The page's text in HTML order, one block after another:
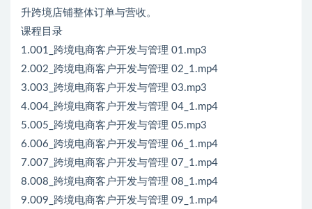
升跨境店铺整体订单与营收。
课程目录
1.001_跨境电商客户开发与管理 01.mp3
2.002_跨境电商客户开发与管理 02_1.mp4
3.003_跨境电商客户开发与管理 03.mp3
4.004_跨境电商客户开发与管理 04_1.mp4
5.005_跨境电商客户开发与管理 05.mp3
6.006_跨境电商客户开发与管理 06_1.mp4
7.007_跨境电商客户开发与管理 07_1.mp4
8.008_跨境电商客户开发与管理 08_1.mp4
9.009_跨境电商客户开发与管理 09_1.mp4